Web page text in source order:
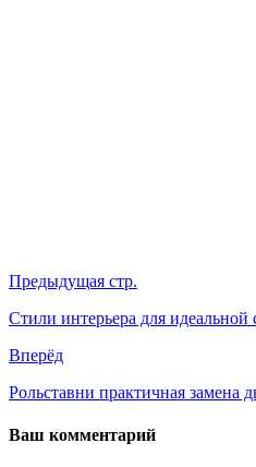
Предыдущая стр.
Стили интерьера для идеальной
Вперёд
Рольставни практичная замена
Ваш комментарий